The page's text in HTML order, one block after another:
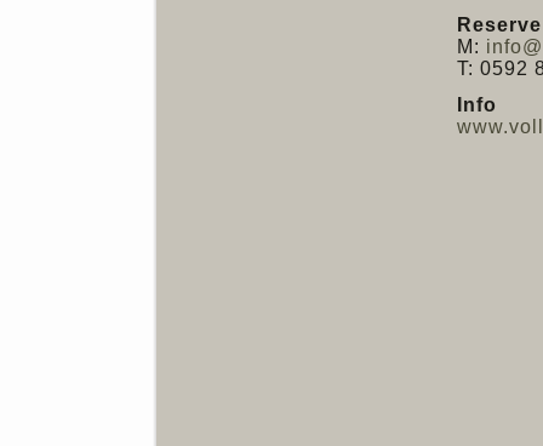
M:
T: 0592
Info